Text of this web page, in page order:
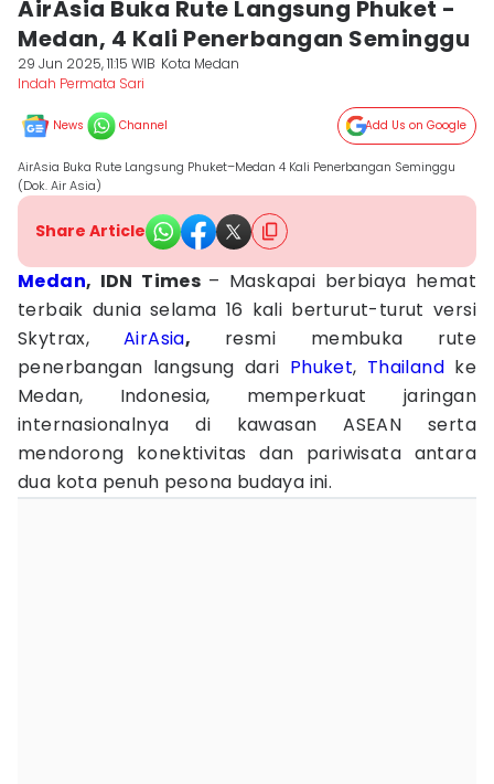
AirAsia Buka Rute Langsung Phuket -
Medan, 4 Kali Penerbangan Seminggu
29 Jun 2025, 11:15 WIB Kota Medan
Indah Permata Sari
News Channel Add Us on Google
AirAsia Buka Rute Langsung Phuket–Medan 4 Kali Penerbangan Seminggu
(Dok. Air Asia)
Share Article
Medan, IDN Times – Maskapai berbiaya hemat
terbaik dunia selama 16 kali berturut-turut versi
Skytrax,
AirAsia, resmi membuka rute
penerbangan langsung dari Phuket, Thailandke
Medan, Indonesia, memperkuat jaringan
internasionalnya di kawasan ASEAN serta
mendorong konektivitas dan pariwisata antara
dua kota penuh pesona budaya ini.